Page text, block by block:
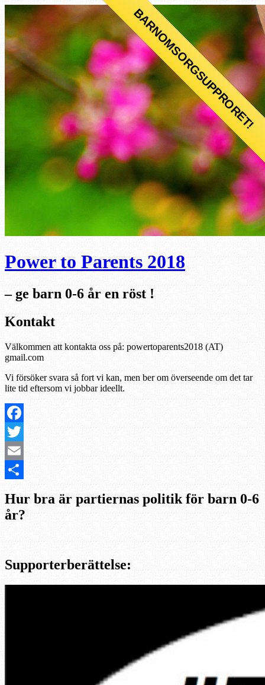
BARNOMSORGSUPPRORET!
Power to Parents 2018
– ge barn 0-6 år en röst !
Kontakt
Välkommen att kontakta oss på: powertoparents2018 (AT)
gmail.com
Vi försöker svara så fort vi kan, men ber om överseende om det tar
lite tid eftersom vi jobbar ideellt.
Facebook
Twitter
Email
Hur bra är partiernas politik för barn 0-6
år?
Supporterberättelse: